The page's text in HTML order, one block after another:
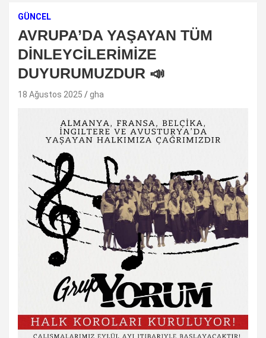
GÜNCEL
AVRUPA’DA YAŞAYAN TÜM
DİNLEYCİLERİMİZE
DUYURUMUZDUR 📣
18 Ağustos 2025 gha